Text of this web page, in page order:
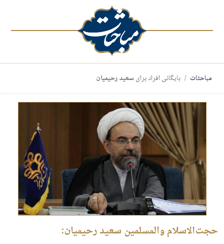
مباحثات بایگانی افراد برای سعید رحیمیان
حجت‌الاسلام والمسلمین سعید رحیمیان: